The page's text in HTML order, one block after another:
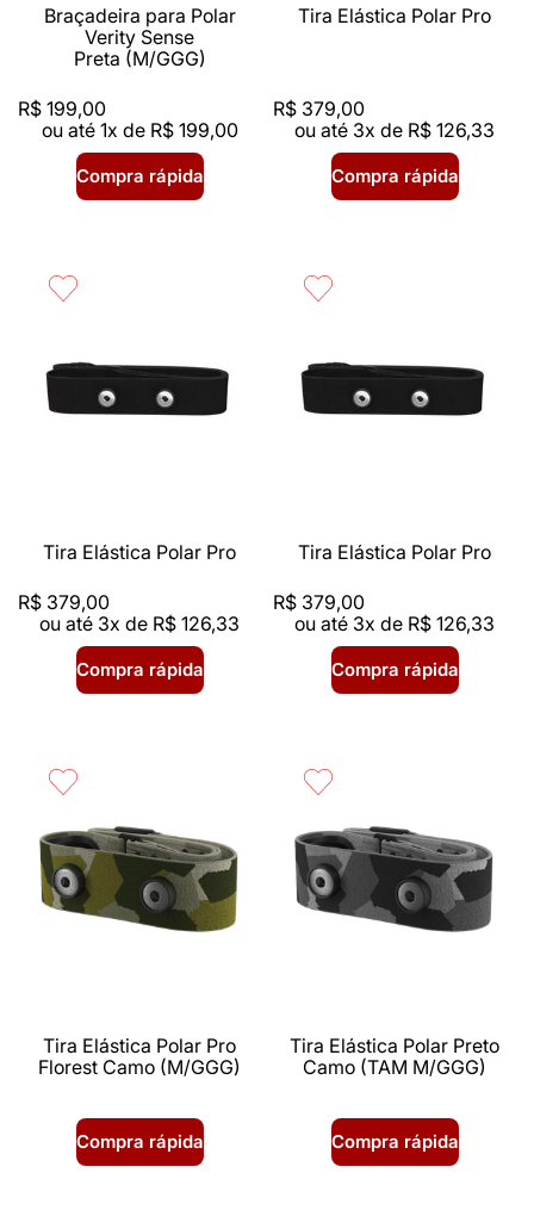
Braçadeira para Polar
Verity Sense
Preta (M/GGG)
R$ 199,00
ou até 1x de R$ 199,00
Compra rápida
Tira Elástica Polar Pro
R$ 379,00
ou até 3x de R$ 126,33
Compra rápida
Tira Elástica Polar Pro
R$ 379,00
ou até 3x de R$ 126,33
Compra rápida
Tira Elástica Polar Pro
R$ 379,00
ou até 3x de R$ 126,33
Compra rápida
Tira Elástica Polar Pro
Florest Camo (M/GGG)
Compra rápida
Tira Elástica Polar Preto
Camo (TAM M/GGG)
Compra rápida